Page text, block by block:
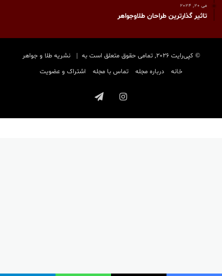
می 20, 2024
تاثیر گذارترین طراحان طلاوجواهر
© کپی‌رایت 2026, تمامی حقوق متعلق است به |
نشریه طلا و جواهر
خانه
درباره مجله تماس با مجله اشتراک و عضویت
اینستاگرامتلگرام